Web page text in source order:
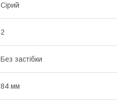
Сірий
2
Без застібки
84 мм